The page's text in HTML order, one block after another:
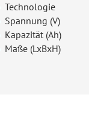
Technologie
Spannung (V)
Kapazität (Ah)
Maße (LxBxH)